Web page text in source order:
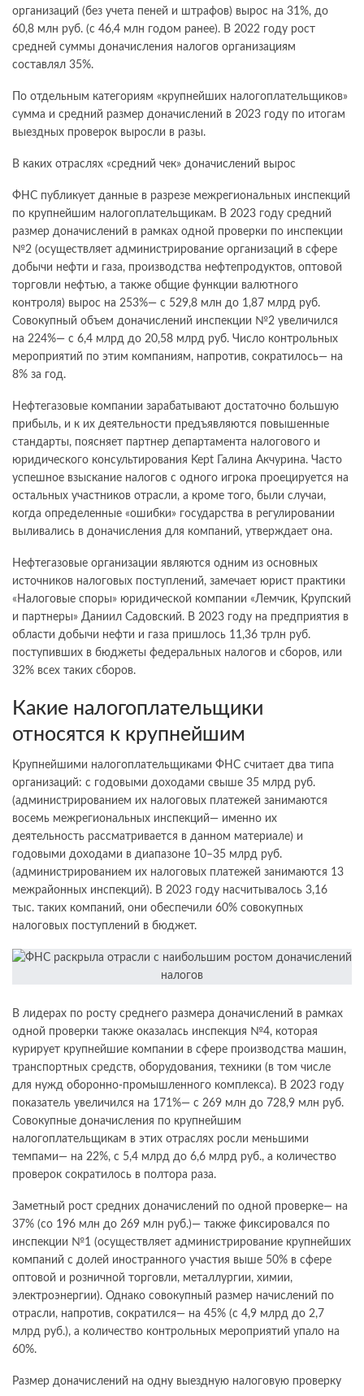
организаций (без учета пеней и штрафов) вырос на 31%, до
60,8 млн руб. (с 46,4 млн годом ранее). В 2022 году рост
средней суммы доначисления налогов организациям
составлял 35%.
По отдельным категориям «крупнейших налогоплательщиков»
сумма и средний размер доначислений в 2023 году по итогам
выездных проверок выросли в разы.
В каких отраслях «средний чек» доначислений вырос
ФНС публикует данные в разрезе межрегиональных инспекций
по крупнейшим налогоплательщикам. В 2023 году средний
размер доначислений в рамках одной проверки по инспекции
№2 (осуществляет администрирование организаций в сфере
добычи нефти и газа, производства нефтепродуктов, оптовой
торговли нефтью, а также общие функции валютного
контроля) вырос на 253%— с 529,8 млн до 1,87 млрд руб.
Совокупный объем доначислений инспекции №2 увеличился
на 224%— с 6,4 млрд до 20,58 млрд руб. Число контрольных
мероприятий по этим компаниям, напротив, сократилось— на
8% за год.
Нефтегазовые компании зарабатывают достаточно большую
прибыль, и к их деятельности предъявляются повышенные
стандарты, поясняет партнер департамента налогового и
юридического консультирования Kept Галина Акчурина. Часто
успешное взыскание налогов с одного игрока проецируется на
остальных участников отрасли, а кроме того, были случаи,
когда определенные «ошибки» государства в регулировании
выливались в доначисления для компаний, утверждает она.
Нефтегазовые организации являются одним из основных
источников налоговых поступлений, замечает юрист практики
«Налоговые споры» юридической компании «Лемчик, Крупский
и партнеры» Даниил Садовский. В 2023 году на предприятия в
области добычи нефти и газа пришлось 11,36 трлн руб.
поступивших в бюджеты федеральных налогов и сборов, или
32% всех таких сборов.
Какие налогоплательщики
относятся к крупнейшим
Крупнейшими налогоплательщиками ФНС считает два типа
организаций: с годовыми доходами свыше 35 млрд руб.
(администрированием их налоговых платежей занимаются
восемь межрегиональных инспекций— именно их
деятельность рассматривается в данном материале) и
годовыми доходами в диапазоне 10–35 млрд руб.
(администрированием их налоговых платежей занимаются 13
межрайонных инспекций). В 2023 году насчитывалось 3,16
тыс. таких компаний, они обеспечили 60% совокупных
налоговых поступлений в бюджет.
В лидерах по росту среднего размера доначислений в рамках
одной проверки также оказалась инспекция №4, которая
курирует крупнейшие компании в сфере производства машин,
транспортных средств, оборудования, техники (в том числе
для нужд оборонно-промышленного комплекса). В 2023 году
показатель увеличился на 171%— с 269 млн до 728,9 млн руб.
Совокупные доначисления по крупнейшим
налогоплательщикам в этих отраслях росли меньшими
темпами— на 22%, с 5,4 млрд до 6,6 млрд руб., а количество
проверок сократилось в полтора раза.
Заметный рост средних доначислений по одной проверке— на
37% (со 196 млн до 269 млн руб.)— также фиксировался по
инспекции №1 (осуществляет администрирование крупнейших
компаний с долей иностранного участия выше 50% в сфере
оптовой и розничной торговли, металлургии, химии,
электроэнергии). Однако совокупный размер начислений по
отрасли, напротив, сократился— на 45% (с 4,9 млрд до 2,7
млрд руб.), а количество контрольных мероприятий упало на
60%.
Размер доначислений на одну выездную налоговую проверку